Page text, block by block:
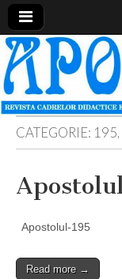
Revista
cadrelor
didactice
din
judetul
Neamt
CATEGORIE:
Apostolul-195
Read more →